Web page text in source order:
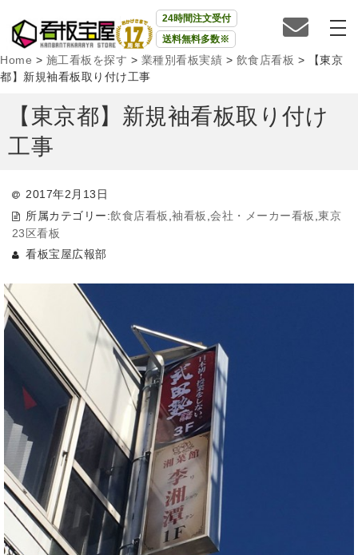
24時間注文受付
送料無料多数※
Home > 施工看板を探す > 業種別看板実績 > 飲食店看板 >
【東京
都】新規袖看板取り付け工事
【東京都】新規袖看板取り付け
工事
2017年2月13日
所属カテゴリー:飲食店看板 ,袖看板 ,会社・メーカー看板 ,東京
23区看板
看板宝屋広報部